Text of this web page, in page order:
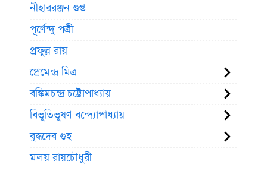
নীহাররঞ্জন গুপ্ত
পূর্ণেন্দু পত্রী
প্রফুল্ল রায়
প্রেমেন্দ্র মিত্র
বঙ্কিমচন্দ্র চট্টোপাধ্যায়
বিভূতিভূষণ বন্দ্যোপাধ্যায়
বুদ্ধদেব গুহ
মলয় রায়চৌধুরী